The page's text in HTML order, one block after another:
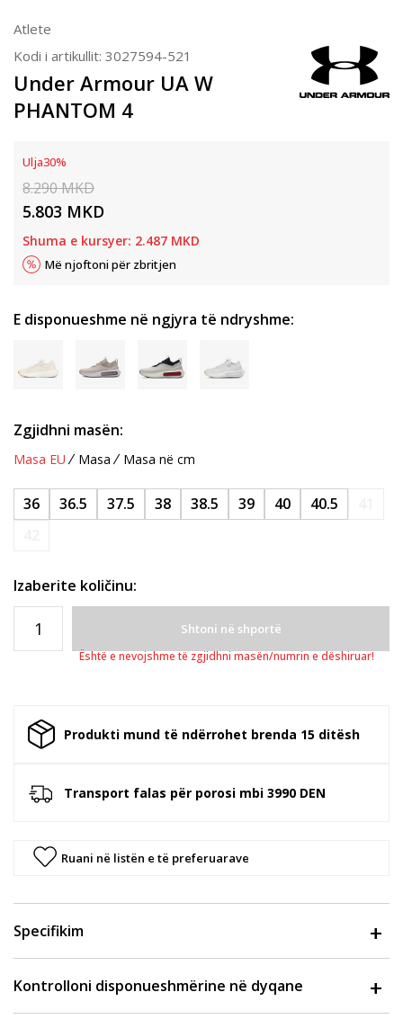
Atlete
Kodi i artikullit: 3027594-521
Under Armour UA W
PHANTOM 4
Ulja30%
8.290MKD
5.803 MKD
Shuma e kursyer: 2.487 MKD
Më njoftoni për zbritjen
E disponueshme në ngjyra të ndryshme:
Zgjidhni masën:
Masa EU Masa Masa në cm
36 36.5 37.5 38 38.5 39 40 40.5
Izaberite količinu:
Shtoni në shportë
Është e nevojshme të zgjidhni masën/numrin e dëshiruar!
Produkti mund të ndërrohet brenda 15 ditësh
Transport falas për porosi mbi 3990 DEN
Ruani në listën e të preferuarave
Specifikim
Kontrolloni disponueshmërine në dyqane